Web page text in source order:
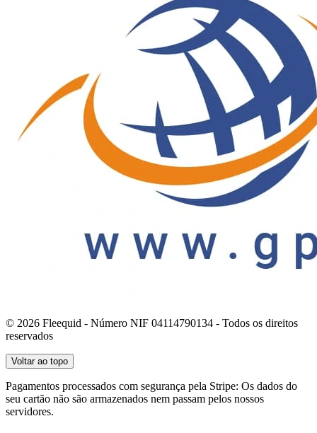
© 2026 Fleequid - Número NIF 04114790134 - Todos os direitos
reservados
Voltar ao topo
Pagamentos processados com segurança pela Stripe: Os dados do
seu cartão não são armazenados nem passam pelos nossos
servidores.